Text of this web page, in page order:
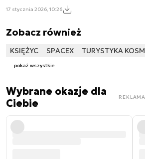
17 stycznia 2026, 10:26
Zobacz również
KSIĘŻYC SPACEX TURYSTYKA
pokaż wszystkie
Wybrane okazje dla
Ciebie
REKLAMA